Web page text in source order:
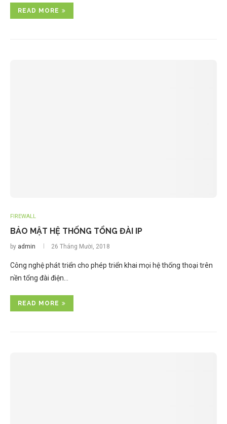
READ MORE
FIREWALL
BẢO MẬT HỆ THỐNG TỔNG ĐÀI IP
by admin 26 Tháng Mười, 2018
Công nghệ phát triển cho phép triển khai mọi hệ thống thoại trên
nền tổng đài điện…
READ MORE